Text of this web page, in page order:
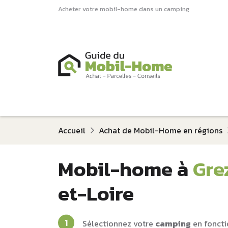
Acheter votre mobil-home dans un camping
Accueil Achat de Mobil-Home en régions
Mobil-home à
et-Loire
Sélectionnez votre camping en